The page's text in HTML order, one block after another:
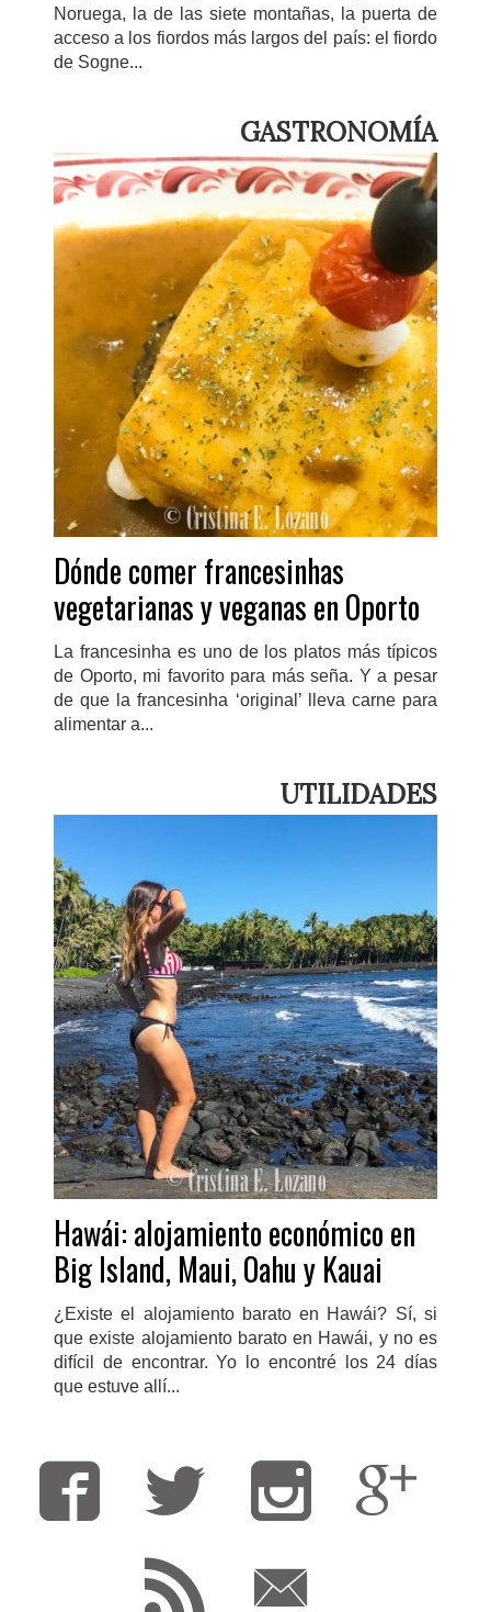
Noruega, la de las siete montañas, la puerta de
acceso a los fiordos más largos del país: el fiordo
de Sogne...
GASTRONOMÍA
Dónde comer francesinhas
vegetarianas y veganas en Oporto
La francesinha es uno de los platos más típicos
de Oporto, mi favorito para más seña. Y a pesar
de que la francesinha ‘original’ lleva carne para
alimentar a...
UTILIDADES
Hawái: alojamiento económico en
Big Island, Maui, Oahu y Kauai
¿Existe el alojamiento barato en Hawái? Sí, si
que existe alojamiento barato en Hawái, y no es
difícil de encontrar. Yo lo encontré los 24 días
que estuve allí...